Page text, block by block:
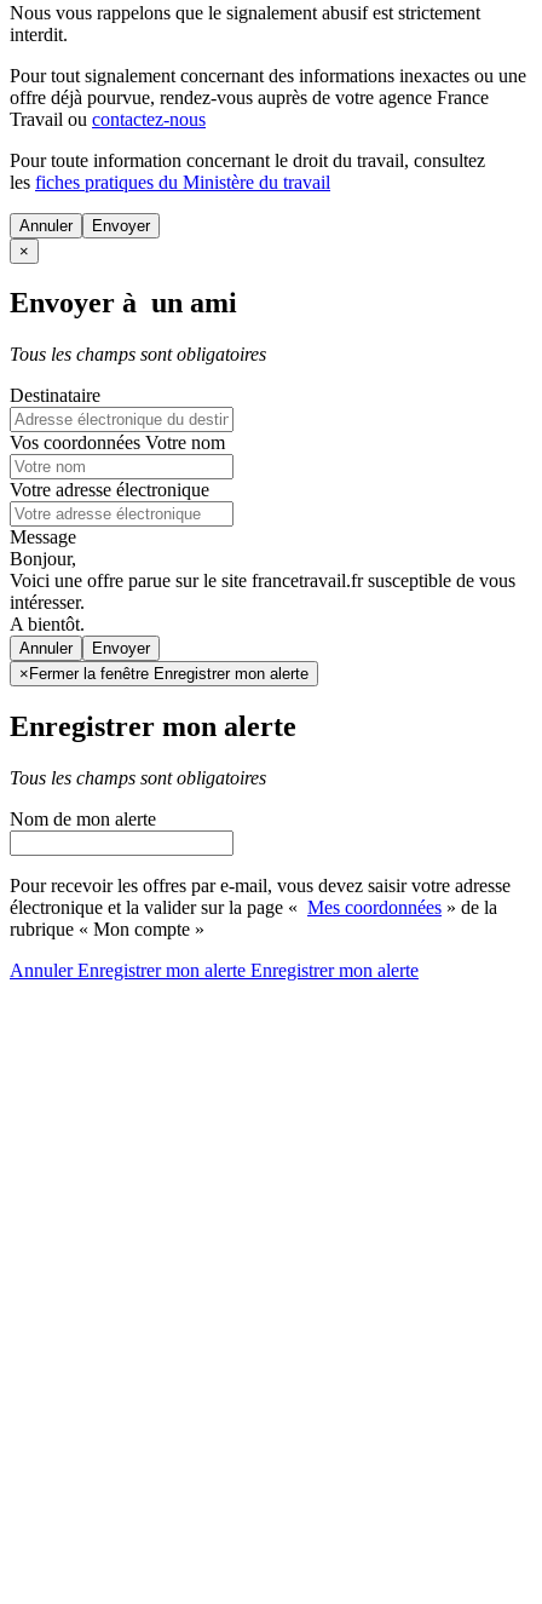
Nous vous rappelons que le signalement abusif est strictement
interdit.
Pour tout signalement concernant des informations inexactes ou une
offre déjà pourvue, rendez-vous auprès de votre agence France
Travail ou contactez-nous
Pour toute information concernant le droit du travail, consultez
les fiches pratiques du Ministère du travail
Annuler
×
Envoyer à un ami
Tous les champs sont obligatoires
Destinataire
Vos coordonnées Votre nom
Votre adresse électronique
Message
Bonjour,
Voici une offre parue sur le site francetravail.fr susceptible de vous
intéresser.
A bientôt.
Annuler
× Fermer la fenêtre Enregistrer mon alerte
Enregistrer mon alerte
Tous les champs sont obligatoires
Nom de mon alerte
Pour recevoir les offres par e-mail, vous devez saisir votre adresse
électronique et la valider sur la page « Mes coordonnées » de la
rubrique « Mon compte »
AnnulerEnregistrer mon alerte Enregistrermon alerte